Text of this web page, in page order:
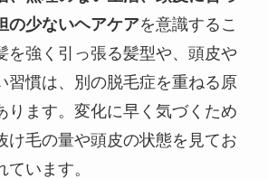
の少ないヘアケアを意識するこ
を強く引っ張る髪型や、頭皮や
習慣は、別の脱毛症を重ねる原
ります。変化に早く気づくため
け毛の量や頭皮の状態を見てお
ています。